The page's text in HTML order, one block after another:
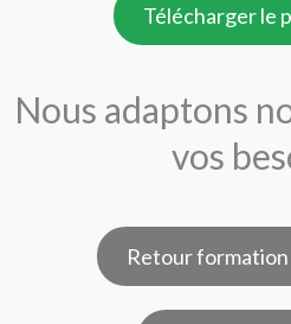
Télécharger le
Nous adaptons
vos
Retour